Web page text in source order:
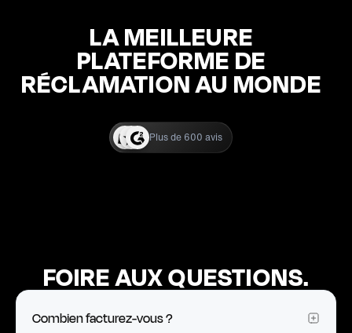
LA MEILLEURE
PLATEFORME DE
RÉCLAMATION AU MONDE
Plus de 600 avis
Combien facturez-vous ?
FOIRE AUX QUESTIONS.